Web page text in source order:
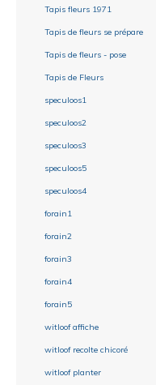
Tapis fleurs 1971
Tapis de fleurs se prépare
Tapis de fleurs - pose
Tapis de Fleurs
speculoos1
speculoos2
speculoos3
speculoos5
speculoos4
forain1
forain2
forain3
forain4
forain5
witloof affiche
witloof recolte chicoré
witloof planter